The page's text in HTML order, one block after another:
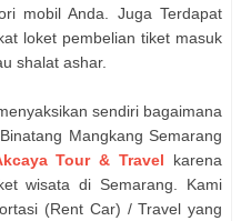
mobil Anda. Juga Terdapat
loket pembelian tiket masuk
shalat ashar.
sendiri bagaimana
Mangkang Semarang
Tour & Travel
karena
wisata di Semarang. Kami
(Rent Car) / Travel yang